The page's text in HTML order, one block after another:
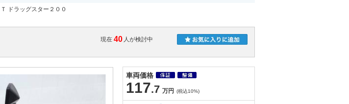
ドラッグスター２００
現在 40 人が検討中
車両価格
117.7 万円 (税込10%)